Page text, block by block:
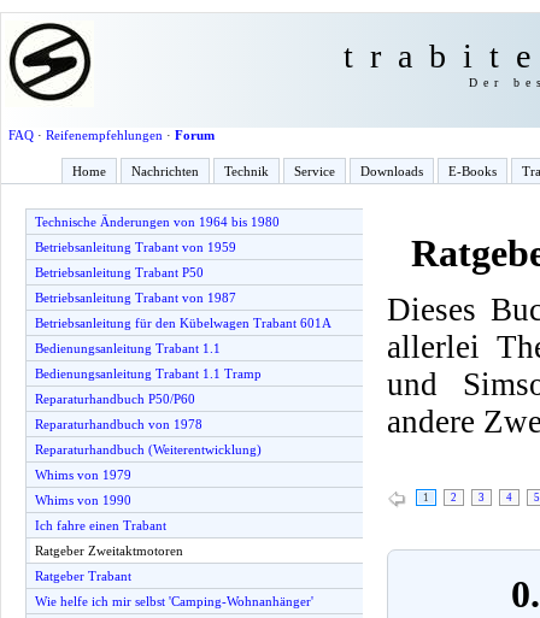
Der
FAQ· Reifenempfehlungen · Forum
Home Nachrichten Technik Service Downloads E-Books
Technische Änderungen von 1964 bis 1980
Betriebsanleitung Trabant von 1959
Betriebsanleitung Trabant P50
Betriebsanleitung Trabant von 1987
Betriebsanleitung für den Kübelwagen Trabant 601A
Bedienungsanleitung Trabant 1.1
Bedienungsanleitung Trabant 1.1 Tramp
Reparaturhandbuch P50/P60
Reparaturhandbuch von 1978
Reparaturhandbuch (Weiterentwicklung)
Whims von 1979
Whims von 1990
Ich fahre einen Trabant
Ratgeber Zweitaktmotoren
Ratgeber Trabant
Wie helfe ich mir selbst 'Camping-Wohnanhänger'
Dieses
allerlei
und
andere
1 2 3 4 5